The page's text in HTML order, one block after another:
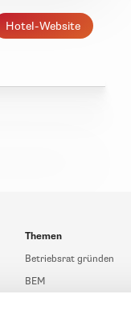
Hotel-Website
Themen
Betriebsrat gründen
BEM